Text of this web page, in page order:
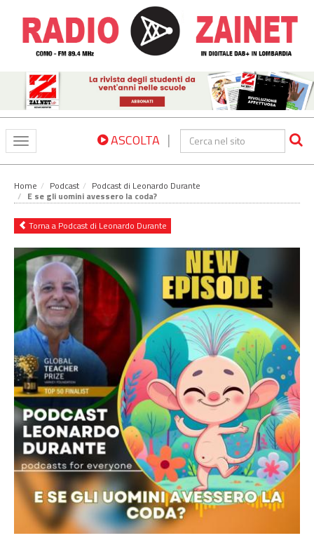
Toggle
navigation
ASCOLTA |
Home Podcast Podcast di Leonardo Durante
E se gli uomini avessero la coda?
Torna a Podcast di Leonardo Durante